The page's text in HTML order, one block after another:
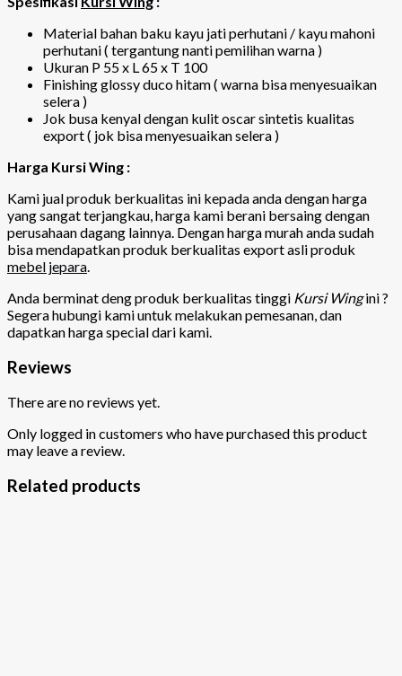
Material bahan baku kayu jati perhutani / kayu mahoni
perhutani ( tergantung nanti pemilihan warna )
Ukuran P 55 x L 65 x T 100
Finishing glossy duco hitam ( warna bisa menyesuaikan
selera )
Jok busa kenyal dengan kulit oscar sintetis kualitas
export ( jok bisa menyesuaikan selera )
Harga Kursi Wing :
Kami jual produk berkualitas ini kepada anda dengan harga
yang sangat terjangkau, harga kami berani bersaing dengan
perusahaan dagang lainnya. Dengan harga murah anda sudah
bisa mendapatkan produk berkualitas export asli produk
mebel jepara.
Anda berminat deng produk berkualitas tinggi Kursi Wingini ?
Segera hubungi kami untuk melakukan pemesanan, dan
dapatkan harga special dari kami.
Reviews
There are no reviews yet.
Only logged in customers who have purchased this product
may leave a review.
Related products